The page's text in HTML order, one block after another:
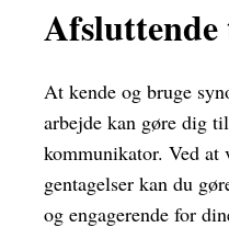
At kende og bruge
arbejde kan gøre dig
kommunikator. Ved at
gentagelser kan du
og engagerende for